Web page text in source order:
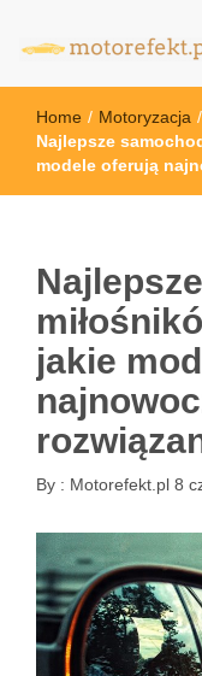
motorefekt.pl
Home / Motoryzacja /
Najlepsze
modele oferują
jakie
By : Motorefekt.pl 8